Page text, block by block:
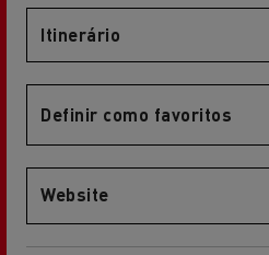
Itinerário
Definir como favoritos
Website